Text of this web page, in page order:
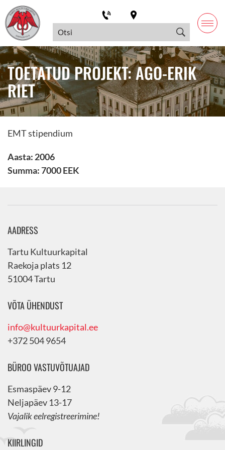
TOETATUD PROJEKT: AGO-ERIK
RIET
EMT stipendium
Aasta: 2006
Summa: 7000 EEK
AADRESS
Tartu Kultuurkapital
Raekoja plats 12
51004 Tartu
VÕTA ÜHENDUST
info@kultuurkapital.ee
+372 504 9654
BÜROO VASTUVÕTUAJAD
Esmaspäev 9-12
Neljapäev 13-17
Vajalik eelregistreerimine!
KIIRLINGID